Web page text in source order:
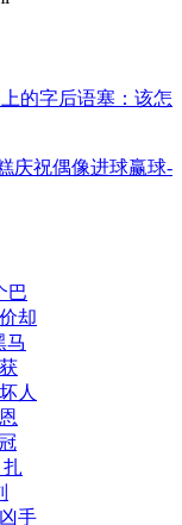
的字后语塞：该怎
庆祝偶像进球赢球-
巴
却
马
人
手